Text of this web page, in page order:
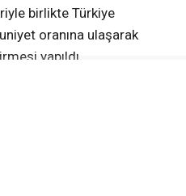
birlikte Türkiye
oranına ulaşarak
yapıldı.